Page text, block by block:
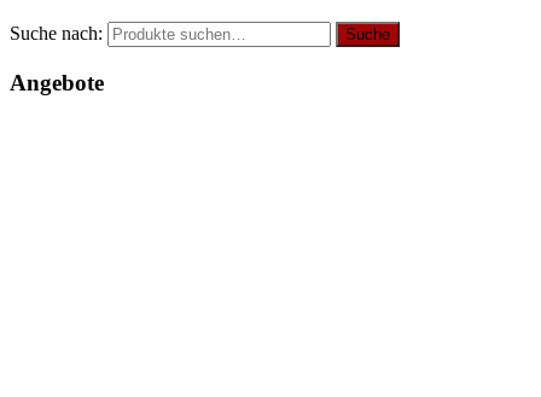
Suche nach: Suche
Angebote